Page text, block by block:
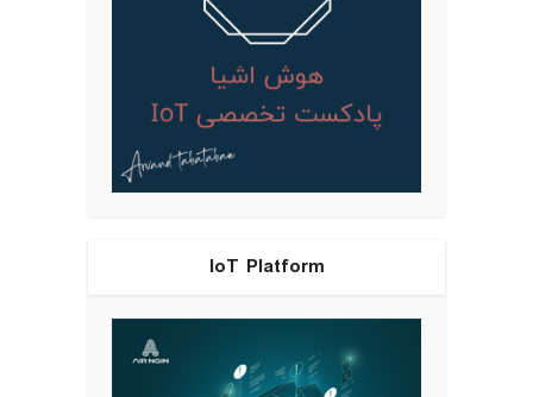
IoT Platform